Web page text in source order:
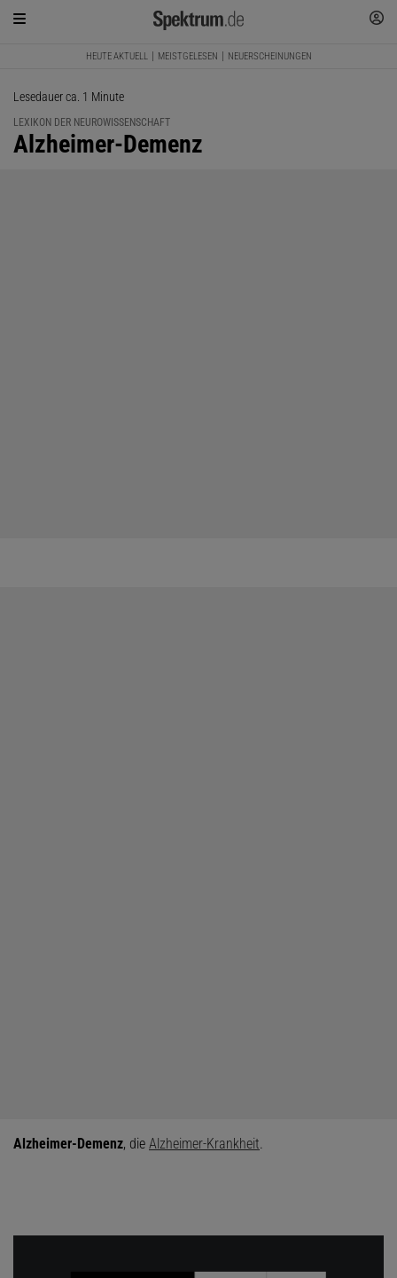
HEUTE AKTUELL MEISTGELESEN NEUERSCHEINUNGEN
Lesedauer ca. 1 Minute
LEXIKON DER NEUROWISSENSCHAFT
:
Alzheimer-Demenz
Alzheimer-Demenz, die Alzheimer-Krankheit.